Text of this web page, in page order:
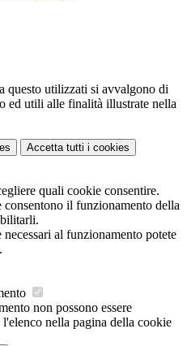
questo utilizzati si avvalgono di
ed utili alle finalità illustrate nella
Accetta tutti i cookies
quali cookie consentire.
il funzionamento della
al funzionamento potete
.
non possono essere
nella pagina della cookie